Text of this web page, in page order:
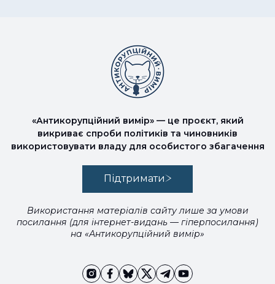
«Антикорупційний вимір» — це проєкт, який
викриває спроби політиків та чиновників
використовувати владу для особистого збагачення
Підтримати
Використання матеріалів сайту лише за умови
посилання (для інтернет-видань — гіперпосилання)
на «Антикорупційний вимір»